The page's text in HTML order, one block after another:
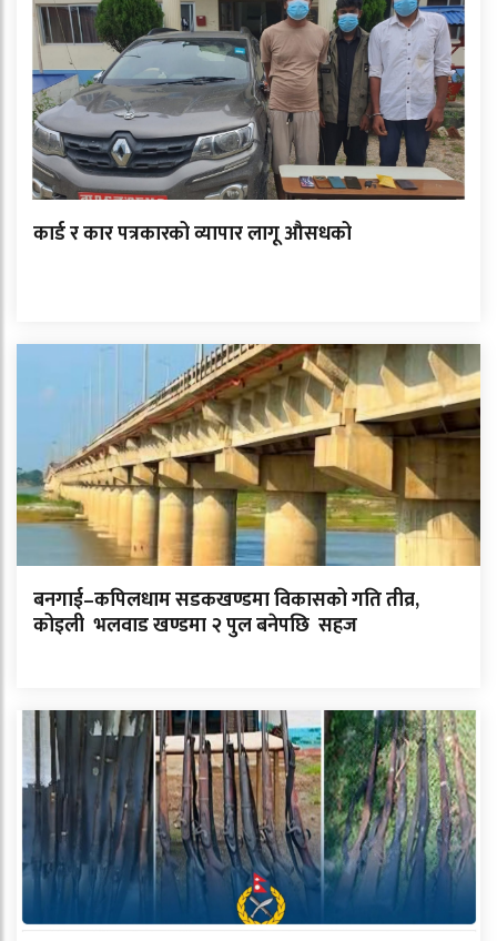
कार्ड र कार पत्रकारको व्यापार लागू औसधको
बनगाई–कपिलधाम सडकखण्डमा विकासको गति तीव्र,
कोइली भलवाड खण्डमा २ पुल बनेपछि सहज